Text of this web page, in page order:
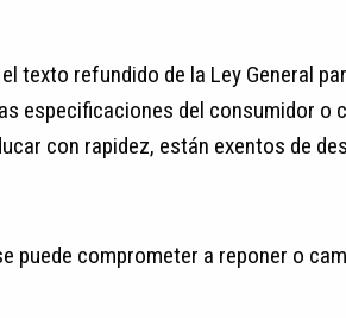
texto refundido de la Ley General
especificaciones del consumidor o
con rapidez, están exentos de
puede comprometer a reponer o